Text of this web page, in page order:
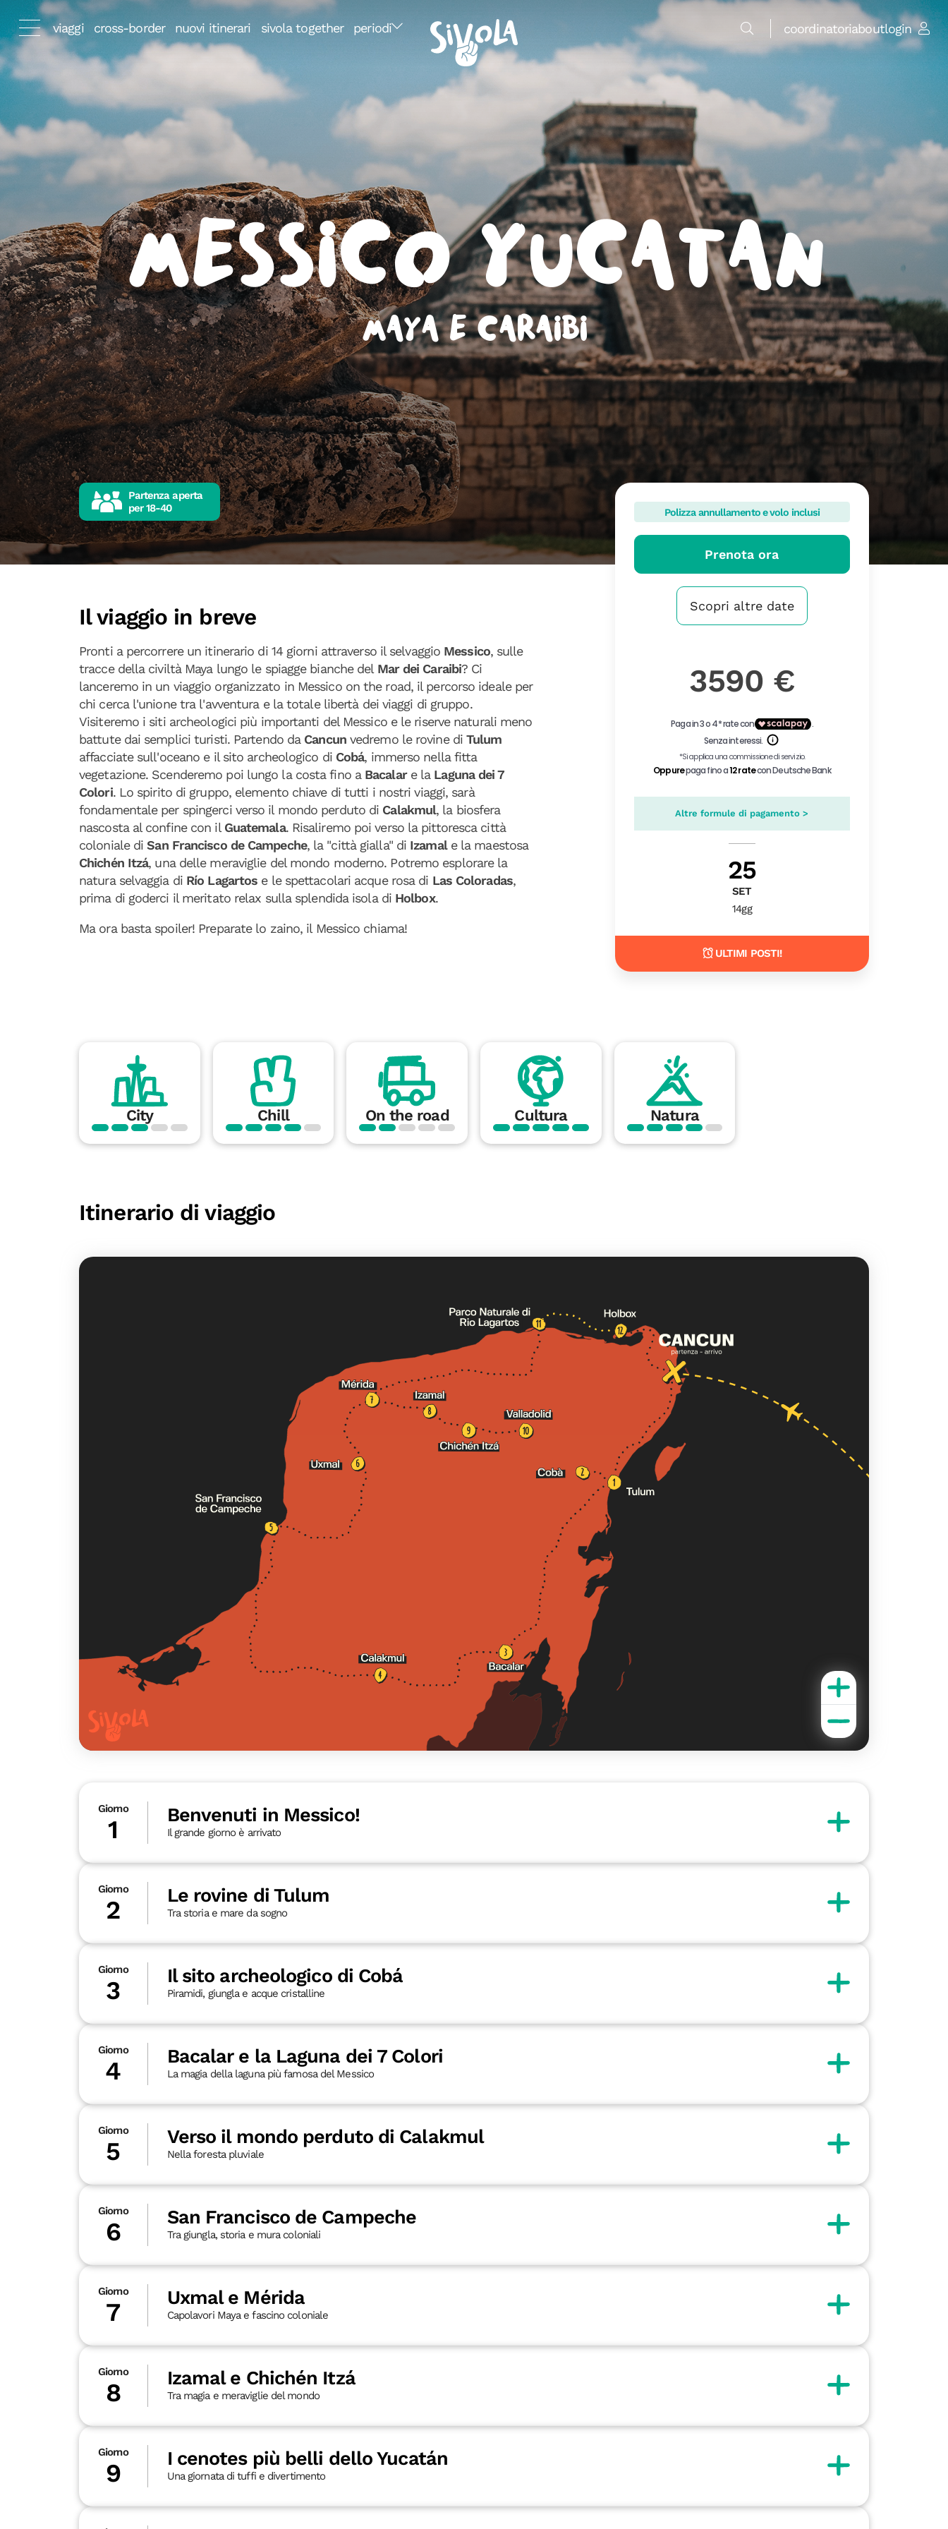
viaggi cross-border nuovi itinerari sivola together periodi coordinatoriaboutlogin
Messico Yucatán
Maya e Caraibi
Partenza aperta
per18-40
Il viaggio in breve
Pronti a percorrere un itinerario di 14 giorni attraverso il selvaggio Messico, sulle
tracce della civiltà Maya lungo le spiagge bianche del Mar dei Caraibi? Ci
lanceremo in un viaggio organizzato in Messico on the road, il percorso ideale per
chi cerca l'unione tra l'avventura e la totale libertà dei viaggi di gruppo.
Visiteremo i siti archeologici più importanti del Messico e le riserve naturali meno
battute dai semplici turisti. Partendo da Cancun vedremo le rovine diTulum
affacciate sull'oceano e il sito archeologico di Cobá, immerso nella fitta
vegetazione. Scenderemo poi lungo la costa fino a Bacalar e la Laguna dei 7
Colori. Lo spirito di gruppo, elemento chiave di tutti i nostri viaggi, sarà
fondamentale per spingerci verso il mondo perduto di Calakmul, la biosfera
nascosta al confine con il Guatemala. Risaliremo poi verso la pittoresca città
coloniale diSan Francisco de Campeche, la "città gialla" di Izamal e la maestosa
Chichén Itzá, una delle meraviglie del mondo moderno. Potremo esplorare la
natura selvaggia di Río Lagartos e le spettacolari acque rosa di Las Coloradas,
prima di goderci il meritato relax sulla splendida isola di Holbox.
Ma ora basta spoiler! Preparate lo zaino, il Messico chiama!
Polizza annullamento e volo inclusi
Prenota ora
Scopri altre date
3590 €
Altre formule di pagamento >
25
SET
14gg
ULTIMI POSTI!
City Chill On the road Cultura Natura
Itinerario di viaggio
Giorno
1 Benvenuti in Messico!
Il grande giorno è arrivato
Giorno
2 Le rovine di Tulum
Tra storia e mare da sogno
Giorno
3 Il sito archeologico di Cobá
Piramidi, giungla e acque cristalline
Giorno
4 Bacalar e la Laguna dei 7 Colori
La magia della laguna più famosa del Messico
Giorno
5 Verso il mondo perduto di Calakmul
Nella foresta pluviale
Giorno
6 San Francisco de Campeche
Tra giungla, storia e mura coloniali
Giorno
7 Uxmal e Mérida
Capolavori Maya e fascino coloniale
Giorno
8 Izamal e Chichén Itzá
Tra magia e meraviglie del mondo
Giorno
9 I cenotes più belli dello Yucatán
Una giornata di tuffi e divertimento